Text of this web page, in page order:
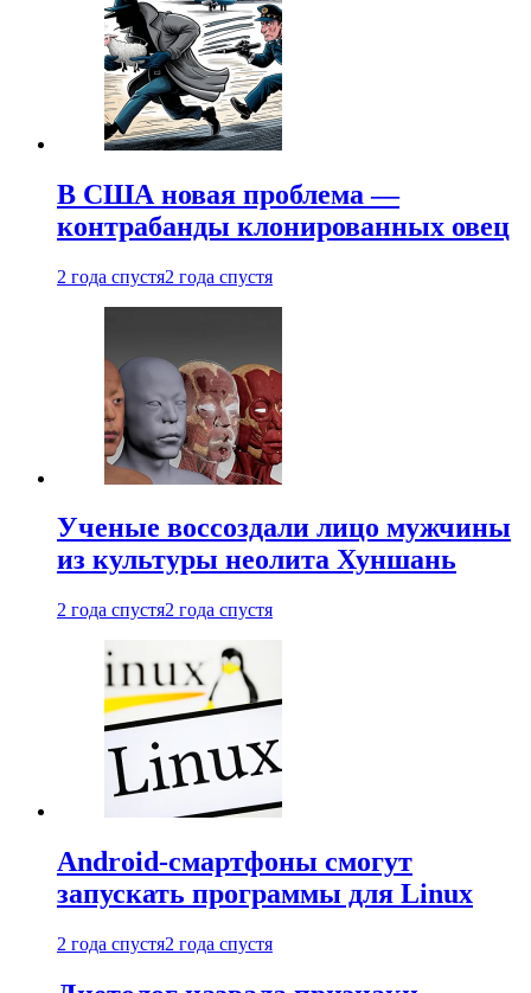
В США новая проблема —
контрабанды клонированных овец
2 года спустя2 года спустя
Ученые воссоздали лицо мужчины
из культуры неолита Хуншань
2 года спустя2 года спустя
Android-смартфоны смогут
запускать программы для Linux
2 года спустя2 года спустя